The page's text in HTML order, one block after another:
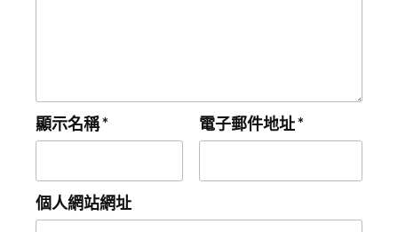
顯示名稱* 電子郵件地址*
個人網站網址